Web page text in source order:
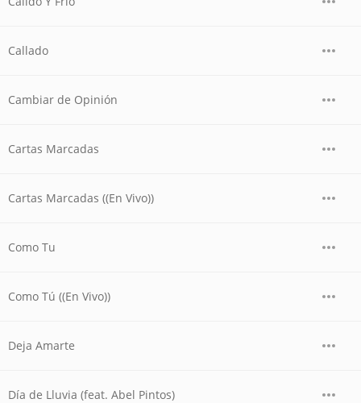
Callado
Cambiar de Opinión
Cartas Marcadas
Cartas Marcadas ((En Vivo))
Como Tu
Como Tú ((En Vivo))
Deja Amarte
Día de Lluvia (feat. Abel Pintos)